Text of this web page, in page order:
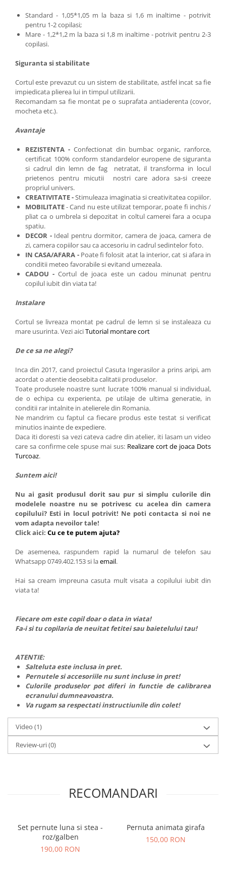
Standard - 1,05*1,05 m la baza si 1,6 m inaltime - potrivit
pentru 1-2 copilasi;
Mare - 1,2*1,2 m la baza si 1,8 m inaltime - potrivit pentru 2-3
copilasi.
Siguranta si stabilitate
Cortul este prevazut cu un sistem de stabilitate, astfel incat sa fie
impiedicata plierea lui in timpul utilizarii.
Recomandam sa fie montat pe o suprafata antiaderenta (covor,
mocheta etc.).
Avantaje
REZISTENTA - Confectionat din bumbac organic, ranforce,
certificat 100% conform standardelor europene de siguranta
si cadrul din lemn de fag netratat, il transforma in locul
prietenos pentru micutii nostri care adora sa-si creeze
propriul univers.
CREATIVITATE -Stimuleaza imaginatia si creativitatea copiilor.
MOBILITATE- Cand nu este utilizat temporar, poate fi inchis /
pliat ca o umbrela si depozitat in coltul camerei fara a ocupa
spatiu.
DECOR - Ideal pentru dormitor, camera de joaca, camera de
zi, camera copiilor sau ca accesoriu in cadrul sedintelor foto.
IN CASA/AFARA - Poate fi folosit atat la interior, cat si afara in
conditii meteo favorabile si evitand umezeala.
CADOU -Cortul de joaca este un cadou minunat pentru
copilul iubit din viata ta!
Instalare
Cortul se livreaza montat pe cadrul de lemn si se instaleaza cu
mare usurinta. Vezi aiciTutorial montare cort
De ce sa ne alegi?
Inca din 2017, cand proiectul Casuta Ingerasilor a prins aripi, am
acordat o atentie deosebita calitatii produselor.
Toate produsele noastre sunt lucrate 100% manual si individual,
de o echipa cu experienta, pe utilaje de ultima generatie, in
conditii rar intalnite in atelierele din Romania.
Ne mandrim cu faptul ca fiecare produs este testat si verificat
minutios inainte de expediere.
Daca iti doresti sa vezi cateva cadre din atelier, iti lasam un video
care sa confirme cele spuse mai sus: Realizare cort de joaca Dots
Turcoaz.
Suntem aici!
Nu ai gasit produsul dorit sau pur si simplu culorile din
modelele noastre nu se potrivesc cu acelea din camera
copilului? Esti in locul potrivit! Ne poti contacta si noi ne
vom adapta nevoilor tale!
Click aici: Cu ce te putem ajuta?
De asemenea, raspundem rapid la numarul de telefon sau
Whatsapp 0749.402.153 si laemail.
Hai sa cream impreuna casuta mult visata a copilului iubit din
viata ta!
Fiecare om este copil doar o data in viata!
Fa-i si tu copilaria de neuitat fetitei sau baietelului tau!
ATENTIE:
Salteluta este inclusa in pret.
Pernutele si accesoriile nu sunt incluse in pret!
Culorile produselor pot diferi in functie de calibrarea
ecranului dumneavoastra.
Va rugam sa respectati instructiunile din colet!
Video (1)
Review-uri(0)
RECOMANDARI
Set pernute luna si stea -
roz/galben
190,00 RON
Pernuta animata girafa
150,00 RON